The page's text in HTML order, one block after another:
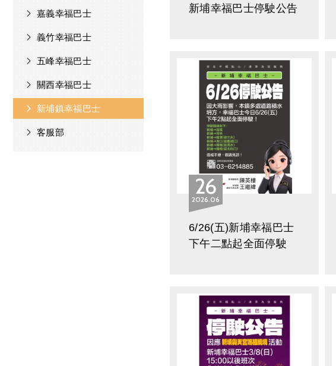
嘉義幸福巴士
義竹幸福巴士
五峰幸福巴士
關西幸福巴士
新埔鎮幸福巴士
客服部
新埔幸福巴士停駛公告
2606
2026
6/26(五)新埔幸福巴士
下午二點起全面停駛